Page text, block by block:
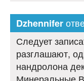
Dzhennifer
Следует
разглашают,
нандролона